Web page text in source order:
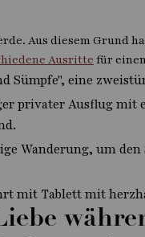
Aus diesem Grund
Ausritte für
Sümpfe", eine
privater Ausflug mit
Wanderung, um
mit Tablett mit